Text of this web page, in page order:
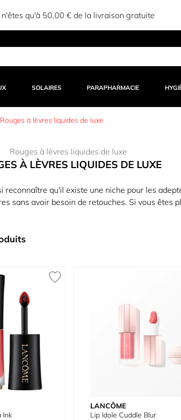
n'êtes qu'à 50,00 € de la livraison gratuite
SOLAIRES PARAPHARMACIE
Rouges à lèvres liquides de luxe
Rouges à lèvres liquides de luxe
À LÈVRES LIQUIDES DE LUXE
qu'il existe une niche pour les
sans avoir besoin de retouches. Si vous êtes
Ink
LANCÔME
Lip Idole Cuddle Blur